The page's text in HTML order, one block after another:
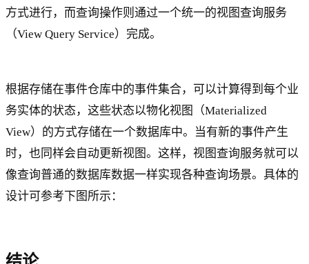
方式进行，而查询操作则通过一个统一的视图查询服务
（View Query Service）完成。
根据存储在事件仓库中的事件集合，可以计算得到每个业
务实体的状态，这些状态以物化视图（Materialized
View）的方式存储在一个数据库中。当有新的事件产生
时，也同样会自动更新视图。这样，视图查询服务就可以
像查询普通的数据库数据一样实现各种查询场景。具体的
设计可参考下图所示：